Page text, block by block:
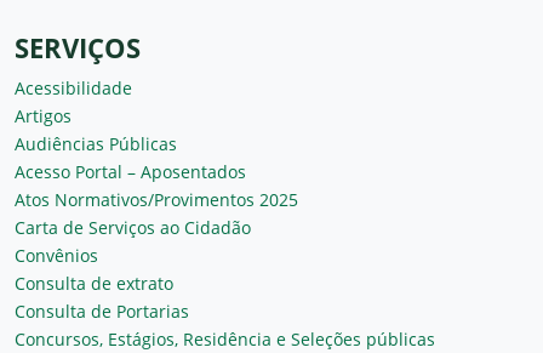
SERVIÇOS
Acessibilidade
Artigos
Audiências Públicas
Acesso Portal – Aposentados
Atos Normativos/Provimentos 2025
Carta de Serviços ao Cidadão
Convênios
Consulta de extrato
Consulta de Portarias
Concursos, Estágios, Residência e Seleções públicas